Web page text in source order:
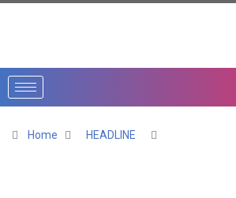
Home HEADLINE